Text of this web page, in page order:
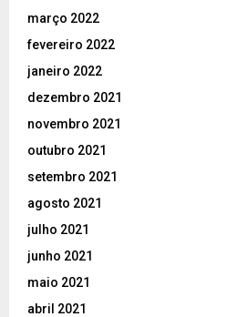
março 2022
fevereiro 2022
janeiro 2022
dezembro 2021
novembro 2021
outubro 2021
setembro 2021
agosto 2021
julho 2021
junho 2021
maio 2021
abril 2021